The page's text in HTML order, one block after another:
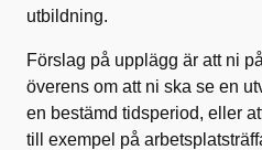
utbildning.
Förslag på upplägg är att ni
överens om att ni ska se en
en bestämd tidsperiod, eller
till exempel på